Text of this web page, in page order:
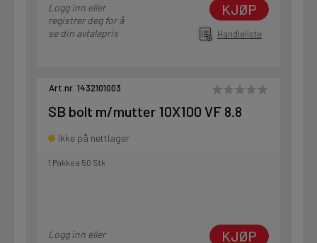
Logg inn eller
registrer deg for å
se din avtalepris
KJØP
Handleliste
Art.nr. 1432101003
SB bolt m/mutter 10X100 VF 8.8
Ikke på nettlager
1 Pakke a 50 Stk
Logg inn eller
KJØP